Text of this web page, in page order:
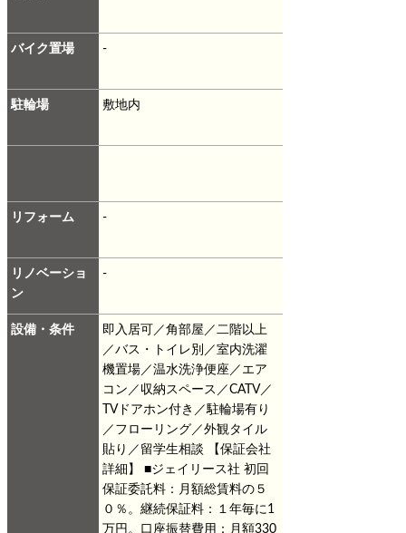
バイク置場 -
駐輪場 敷地内
リフォーム -
リノベーショ
ン
-
設備・条件
即入居可／角部屋／二階以上
／バス・トイレ別／室内洗濯
機置場／温水洗浄便座／エア
コン／収納スペース／CATV／
TVドアホン付き／駐輪場有り
／フローリング／外観タイル
貼り／留学生相談
【保証会社
詳細】
■ジェイリース社 初回
保証委託料：月額総賃料の５
０％。継続保証料：１年毎に1
万円。口座振替費用：月額330